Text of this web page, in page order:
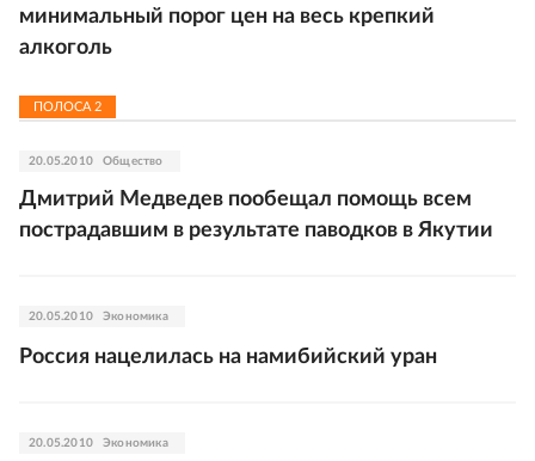
минимальный порог цен на весь крепкий
алкоголь
ПОЛОСА 2
20.05.2010 Общество
Дмитрий Медведев пообещал помощь всем
пострадавшим в результате паводков в Якутии
20.05.2010 Экономика
Россия нацелилась на намибийский уран
20.05.2010 Экономика